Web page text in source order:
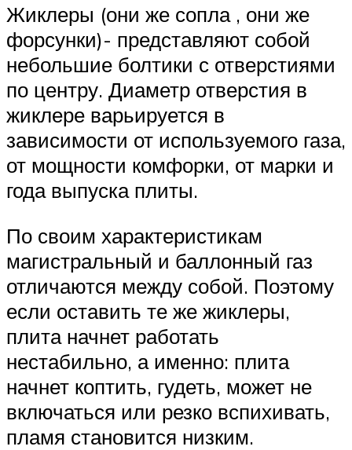
Жиклеры (они же сопла , они же
форсунки)- представляют собой
небольшие болтики с отверстиями
по центру. Диаметр отверстия в
жиклере варьируется в
зависимости от используемого газа,
от мощности комфорки, от марки и
года выпуска плиты.
По своим характеристикам
магистральный и баллонный газ
отличаются между собой. Поэтому
если оставить те же жиклеры,
плита начнет работать
нестабильно, а именно: плита
начнет коптить, гудеть, может не
включаться или резко вспихивать,
пламя становится низким.